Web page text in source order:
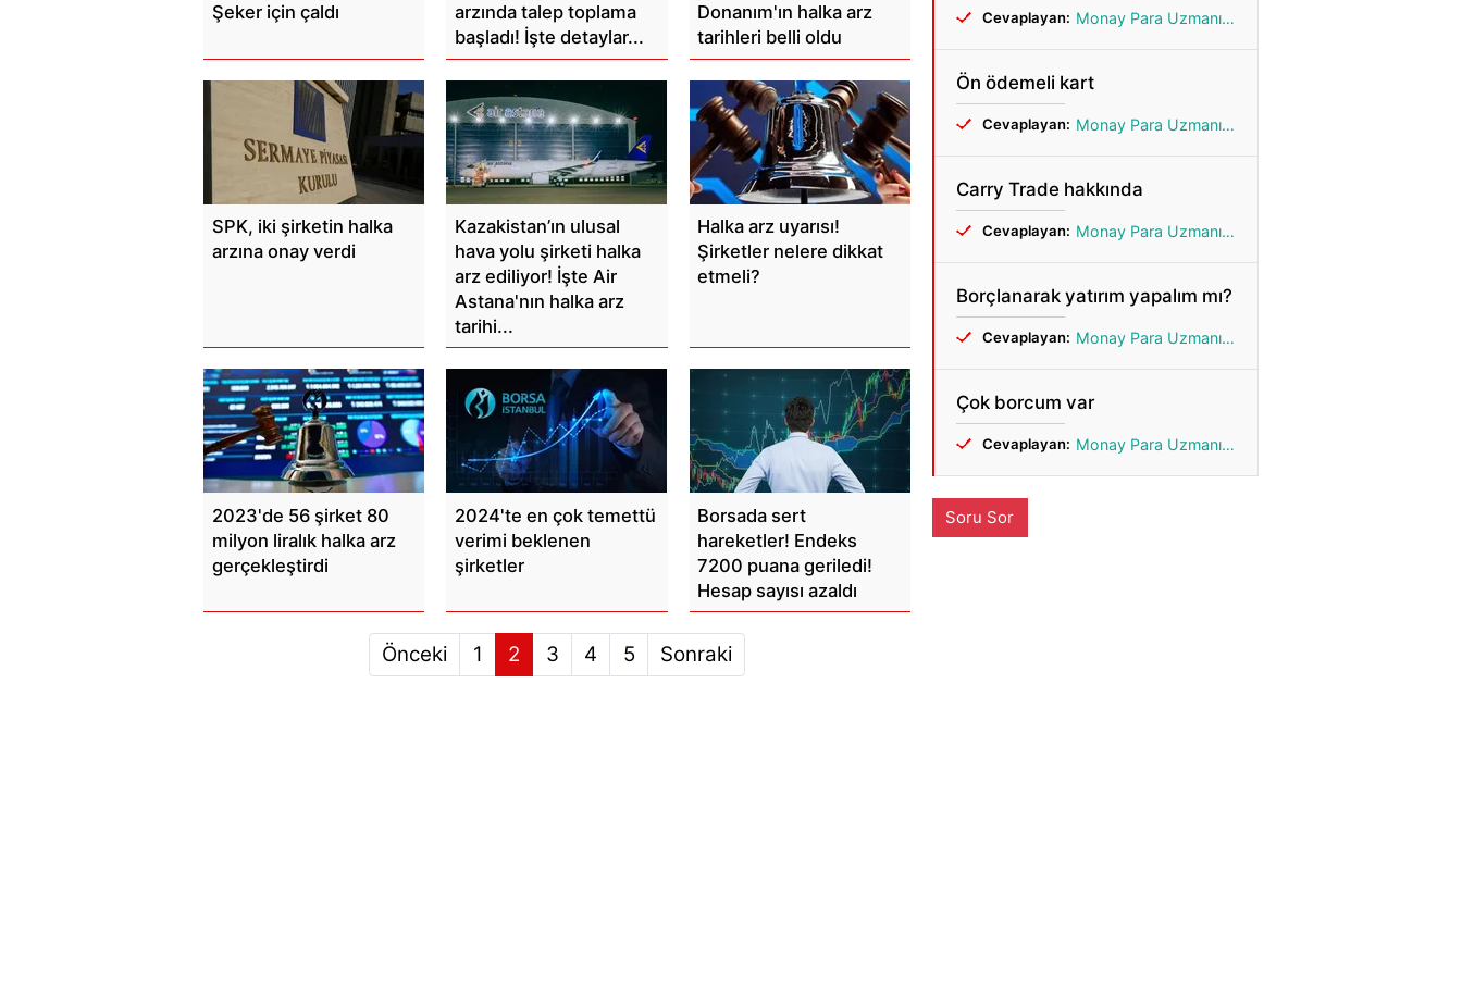
Şeker için çaldı
arzında talep toplama
başladı! İşte detaylar...
Donanım'ın halka arz
tarihleri belli oldu
SPK, iki şirketin halka
arzına onay verdi
Kazakistan’ın ulusal
hava yolu şirketi halka
arz ediliyor! İşte Air
Astana'nın halka arz
tarihi...
Halka arz uyarısı!
Şirketler nelere dikkat
etmeli?
2023'de 56 şirket 80
milyon liralık halka arz
gerçekleştirdi
2024'te en çok temettü
verimi beklenen
şirketler
Borsada sert
hareketler! Endeks
7200 puana geriledi!
Hesap sayısı azaldı
Önceki 1 2 3 4 5 Sonraki
Cevaplayan: Monay Para Uzmanı Gönül
Ön ödemeli kart
Cevaplayan: Monay Para Uzmanı Gönül
Carry Trade hakkında
Cevaplayan: Monay Para Uzmanı Gönül
Borçlanarak yatırım yapalım mı?
Cevaplayan: Monay Para Uzmanı Gönül
Çok borcum var
Cevaplayan: Monay Para Uzmanı Gönül
Soru Sor